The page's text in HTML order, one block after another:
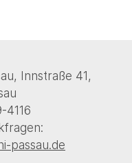
Innstraße 41,
4116
passau.de